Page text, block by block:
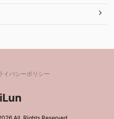
イバシーポリシー